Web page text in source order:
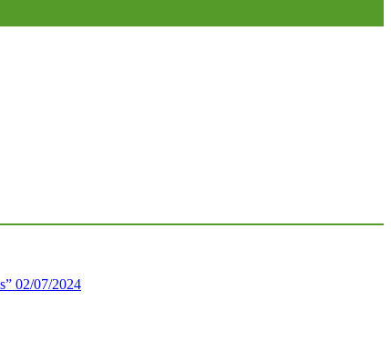
02/07/2024